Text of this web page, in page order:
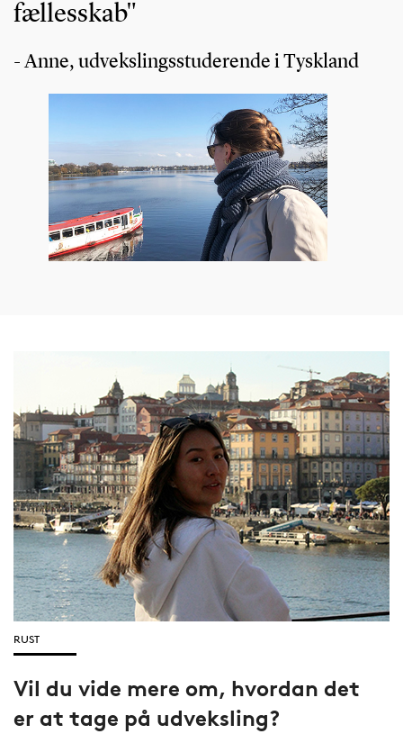
fællesskab"
- Anne, udvekslingsstuderende i Tyskland
RUST
Vil du vide mere om, hvordan det
er at tage på udveksling?